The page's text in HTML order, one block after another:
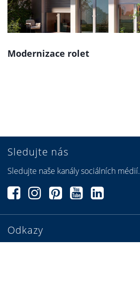
Modernizace rolet
Odkazy
Sledujte nás
Sledujte naše kanály sociálních médií.